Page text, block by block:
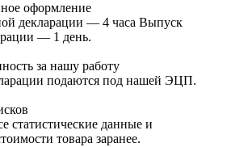
оформление
декларации — 4 часа Выпуск
— 1 день.
за нашу работу
подаются под нашей ЭЦП.
статистические данные и
товара заранее.